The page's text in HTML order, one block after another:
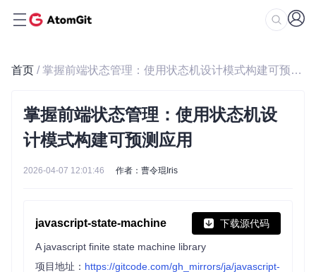
首页 / 掌握前端状态管理：使用状态机设计模式构建可预测应用
掌握前端状态管理：使用状态机设
计模式构建可预测应用
2026-04-07 12:01:46 作者：曹令琨Iris
javascript-state-machine 下载源代码
A javascript finite state machine library
项目地址： https://gitcode.com/gh_mirrors/ja/javascript-